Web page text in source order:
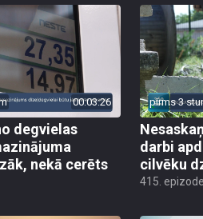
00:03:26
degvielas
nekā cerēts
pirms 3
darbi
cilvēku
415. epizode